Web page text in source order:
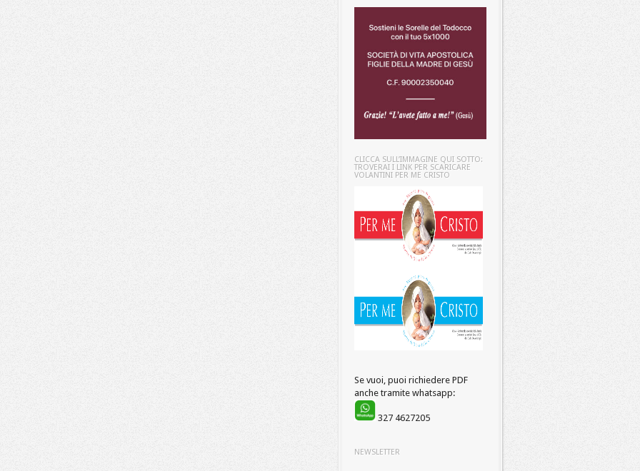
CLICCA SULL’IMMAGINE QUI SOTTO:
TROVERAI I LINK PER SCARICARE
VOLANTINI PER ME CRISTO
Se vuoi, puoi richiedere PDF
anche tramite whatsapp:
327 4627205
NEWSLETTER